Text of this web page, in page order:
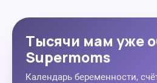
Тысячи мам уже
Supermoms
Календарь беременности,